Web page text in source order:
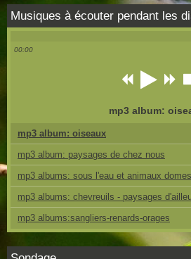
Musiques à écouter pendant les
00:00
mp3 album:
mp3 album: oiseaux
mp3 album: paysages de chez nous
mp3 albums: sous l'eau et animaux
mp3 albums: chevreuils - paysages
mp3 albums:sangliers-renards-orages